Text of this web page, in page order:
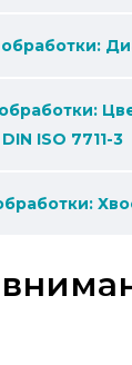
ISO 7711-3